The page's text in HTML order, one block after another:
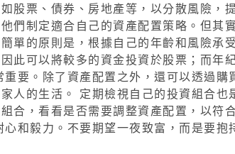
股票、債券、房地產等，以分散風險，
們制定適合自己的資產配置策略。但其
單的原則是，根據自己的年齡和風險承
此可以將較多的資金投資於股票；而年
重要。除了資產配置之外，還可以透過購
人的生活。 定期檢視自己的投資組合也
合，看看是否需要調整資產配置，以符
和毅力。不要期望一夜致富，而是要抱